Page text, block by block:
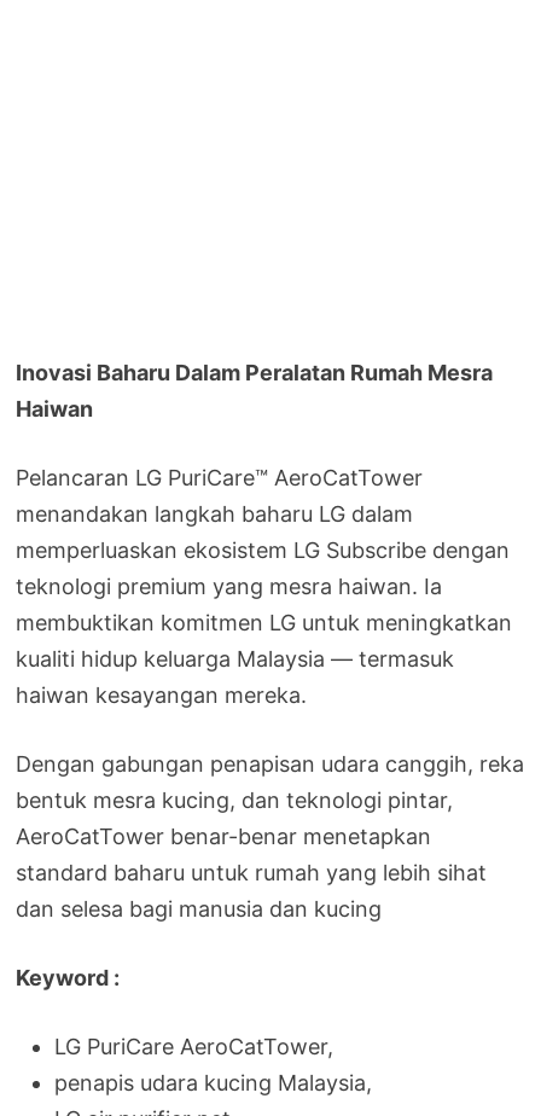
Inovasi Baharu Dalam Peralatan Rumah Mesra
Haiwan
Pelancaran LG PuriCare™ AeroCatTower
menandakan langkah baharu LG dalam
memperluaskan ekosistem LG Subscribe dengan
teknologi premium yang mesra haiwan. Ia
membuktikan komitmen LG untuk meningkatkan
kualiti hidup keluarga Malaysia — termasuk
haiwan kesayangan mereka.
Dengan gabungan penapisan udara canggih, reka
bentuk mesra kucing, dan teknologi pintar,
AeroCatTower benar-benar menetapkan
standard baharu untuk rumah yang lebih sihat
dan selesa bagi manusia dan kucing
Keyword :
LG PuriCare AeroCatTower,
penapis udara kucing Malaysia,